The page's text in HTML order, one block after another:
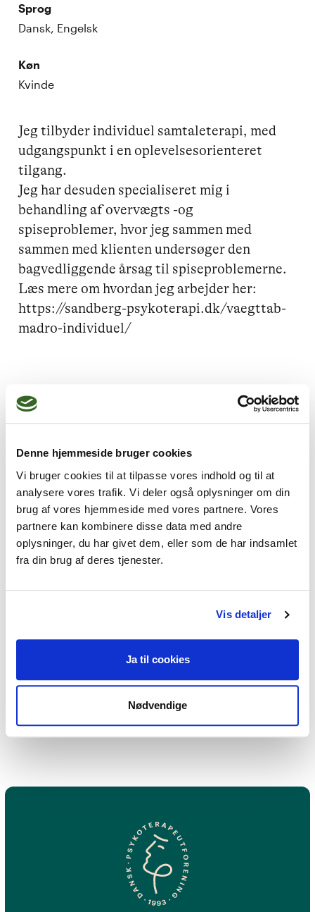
Denne hjemmeside bruger cookies
Vi bruger cookies til at tilpasse vores indhold og til at
analysere vores trafik. Vi deler også oplysninger om din
brug af vores hjemmeside med vores partnere. Vores
partnere kan kombinere disse data med andre
oplysninger, du har givet dem, eller som de har indsamlet
fra din brug af deres tjenester.
Vis detaljer
Ja til cookies
Nødvendige
Sprog
Dansk, Engelsk
Køn
Kvinde
Jeg tilbyder individuel samtaleterapi, med
udgangspunkt i en oplevelsesorienteret
tilgang.
Jeg har desuden specialiseret mig i
behandling af overvægts -og
spiseproblemer, hvor jeg sammen med
sammen med klienten undersøger den
bagvedliggende årsag til spiseproblemerne.
Læs mere om hvordan jeg arbejder her:
https://sandberg-psykoterapi.dk/vaegttab-
Jeg kan hjælpe dig med
Familieproblemer, Stress,
Livskriser,
Karriere- og livsvalg
Jeg praktiserer følgende
Oplevelsesorienteret terapi,
Psykodynamisk terapi,
Eksistentiel terapi,
Integrativ psykoterapi